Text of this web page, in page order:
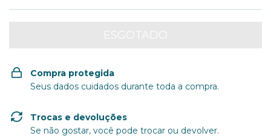
Compra protegida
Seus dados cuidados durante toda a compra.
Trocas e devoluções
Se não gostar, você pode trocar ou devolver.